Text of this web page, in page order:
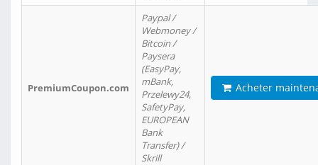
PremiumCoupon.com
Paypal /
Webmoney /
Bitcoin /
Paysera
(EasyPay,
mBank,
Przelewy24,
SafetyPay,
EUROPEAN
Bank
Transfer) /
Skrill
Acheter